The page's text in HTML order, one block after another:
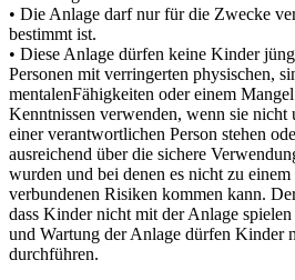
• Die Anlage darf nur für die Zwecke
bestimmt ist.
• Diese Anlage dürfen keine Kinder
Personen mit verringerten physischen,
mentalenFähigkeiten oder einem
Kenntnissen verwenden, wenn sie nicht
einer verantwortlichen Person stehen
ausreichend über die sichere
wurden und bei denen es nicht zu
verbundenen Risiken kommen kann.
dass Kinder nicht mit der Anlage
und Wartung der Anlage dürfen Kinder
durchführen.